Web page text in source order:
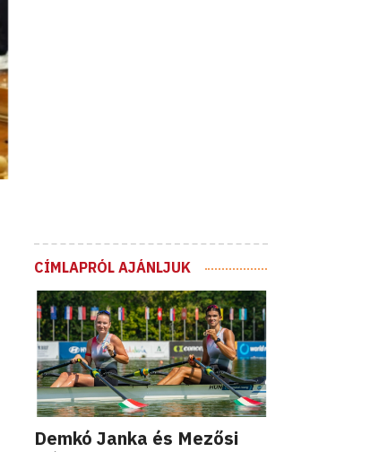
CÍMLAPRÓL AJÁNLJUK
Demkó Janka és Mezősi